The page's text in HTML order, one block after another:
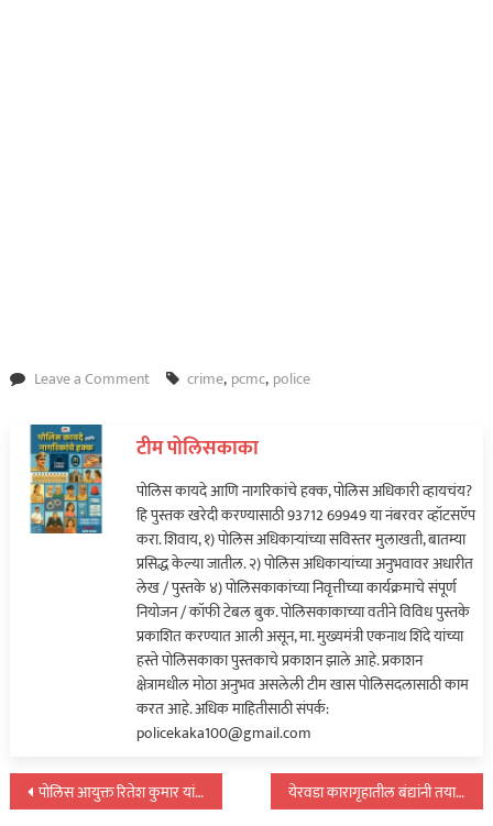
Leave a Commenton
‘स्पा’च्या
वेश्याव्यवसाय;
तिघींची
सुटका…
crime, pcmc, police
टीम पोलिसकाका
पोलिस कायदे आणि नागरिकांचे हक्क, पोलिस अधिकारी व्हायचंय?
हि पुस्तक खरेदी करण्यासाठी 93712 69949 या नंबरवर व्हॉटसऍप
करा. शिवाय, १) पोलिस अधिकाऱ्यांच्या सविस्तर मुलाखती, बातम्या
प्रसिद्ध केल्या जातील. २) पोलिस अधिकाऱ्यांच्या अनुभवावर अधारीत
लेख / पुस्तके ४) पोलिसकाकांच्या निवृत्तीच्या कार्यक्रमाचे संपूर्ण
नियोजन / कॉफी टेबल बुक. पोलिसकाकाच्या वतीने विविध पुस्तके
प्रकाशित करण्यात आली असून, मा. मुख्यमंत्री एकनाथ शिंदे यांच्या
हस्ते पोलिसकाका पुस्तकाचे प्रकाशन झाले आहे. प्रकाशन
क्षेत्रामधील मोठा अनुभव असलेली टीम खास पोलिसदलासाठी काम
करत आहे. अधिक माहितीसाठी संपर्क:
policekaka100@gmail.com
पोस्टचे
पोलिस आयुक्त रितेश कुमार यांची मोक्का अंतर्गत ७८वी कारवाई… येरवडा कारागृहातील बंद्यांनी तयार केलेल्या वस्तूंची विक्री व प्रदर्शन…